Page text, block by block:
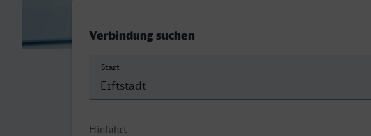
Verbindung suchen
Start
Hinfahrt